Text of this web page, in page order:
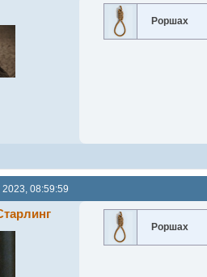
Роршах
2023, 08:59:59
Роршах